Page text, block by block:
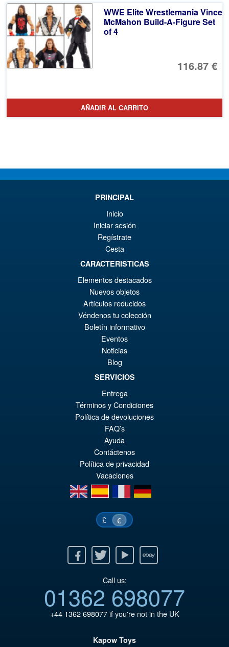
WWE Elite Wrestlemania Vince
McMahon Build-A-Figure Set
of 4
116.87 €
AÑADIR AL CARRITO
PRINCIPAL
Inicio
Iniciar sesión
Regístrate
Cesta
CARACTERISTICAS
Elementos destacados
Nuevos objetos
Artículos reducidos
Véndenos tu colección
Boletín informativo
Eventos
Noticias
Blog
SERVICIOS
Entrega
Términos y Condiciones
Política de devoluciones
FAQ’s
Ayuda
Contáctenos
Política de privacidad
Vacaciones
en
es fr de
£ €
Twitter Youtube Ebay
Call us:
01362 698077
+44 1362 698077if you're not in the UK
Kapow Toys